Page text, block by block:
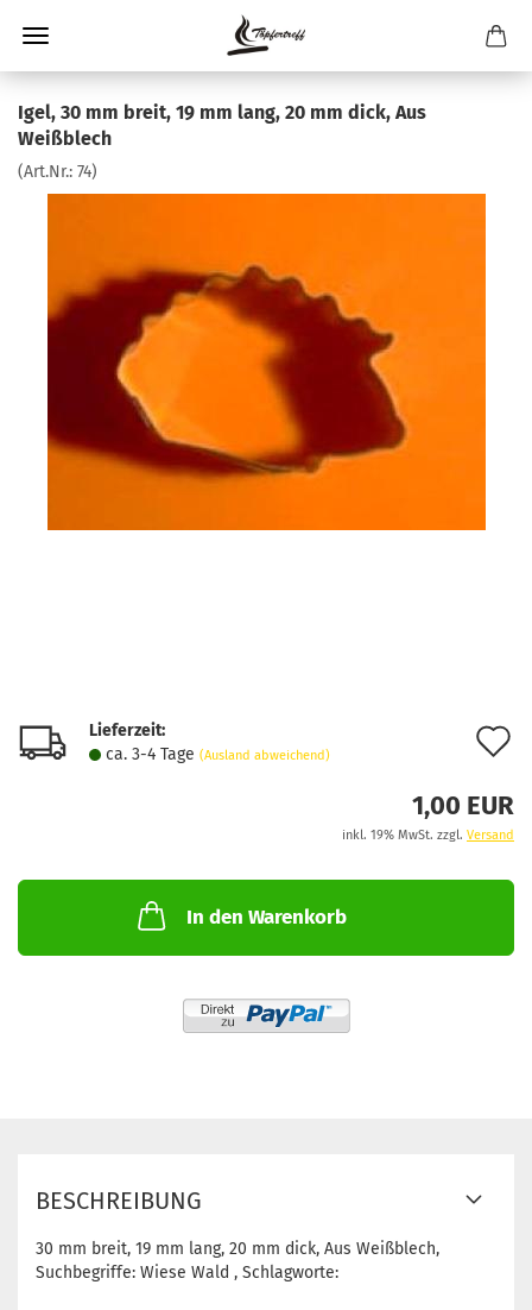
Igel, 30 mm breit, 19 mm lang, 20 mm dick, Aus
Weißblech
(Art.Nr.: 74)
Lieferzeit:
ca. 3-4 Tage (Ausland abweichend)
1,00 EUR
inkl. 19% MwSt. zzgl. Versand
In den Warenkorb
BESCHREIBUNG
30 mm breit, 19 mm lang, 20 mm dick, Aus Weißblech,
Suchbegriffe: Wiese Wald , Schlagworte: